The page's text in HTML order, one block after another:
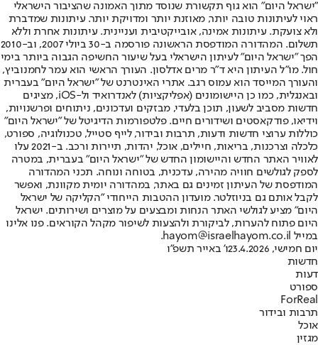
"ישראל היום" הוא גוף תקשורת שנוסד מתוך האמונה שהציבור הישראלי
ראוי לעיתונות טובה יותר, מאוזנת יותר ומדויקת יותר. עיתונות שמדברת
ולא צועקת. עיתונות אמינה, אובייקטיבית ועניינית. עיתונות אחרת וללא
תשלום. המהדורה המודפסת הראשונה פורסמה ב-30 ביולי 2007, וב-2010
הפך "ישראל היום" לעיתון הישראלי בעל שיעור החשיפה הגבוה ביותר בימי
חול. מו"ל העיתון היא ד"ר מרים אדלסון. העורך הראשי הוא עמר לחמנוביץ,
והעורך המייסד הוא עמוס רגב. אתרי האינטרנט של "ישראל היום" בעברית
ובאנגלית, כמו כן היישומונים (אפליקציות) לאנדרואיד ול-iOS, מציגים
חדשות מסביב לשעון, תוכן בלעדי, מבזקים ועדכונים, ניתוחים ופרשנויות,
וידיאו, פודקאסטים ושידורים חיים. פלטפורמות הדיגיטל של "ישראל היום"
כוללות ערוצי חדשות ודעות, תרבות ובידור, לייף סטייל, טכנולוגיה, ספורט,
כלכלה וצרכנות, בריאות, חיילים, אוכל, יהדות, תיירות ורכב. ב-2021 עלו
לאוויר האתר החדש והיישומון החדש של "ישראל היום" בעברית, במטרה
לספק לגולשים חוויה מהירה, עדכנית, בטוחה ונוחה. תכני המהדורה
המודפסת של העיתון זמינים גם באתר, במהדורה יומית מקוונת, ואפשר
לקבל אותם גם בניוזלטר. מועדון ההטבות הייחודי "הקליקה של ישראל
היום" מציע לגולשי האתר הנחות ומבצעים על מוצרים ושירותים. ישראל
היום פתוח להערות, לביקורת ולהצעות לשיפור מקהל הקוראים. פנו אלינו
במייל hayom@israelhayom.co.il.
יום חמישי, 23.4.2026
ו' באייר תשפ"ו
חדשות
דעות
ספורט
ForReal
תרבות ובידור
אוכל
מגזין